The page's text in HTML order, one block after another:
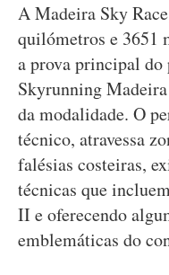
A Madeira Sky
quilómetros e 3651
a prova principal
Skyrunning
da modalidade. O
técnico, atravessa
falésias costeiras,
técnicas que
II e oferecendo
emblemáticas do